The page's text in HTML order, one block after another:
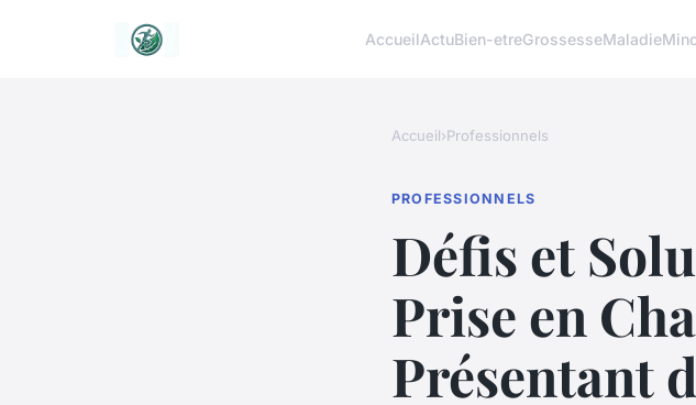
AccueilActuBien-etreGrossesseMaladie
Accueil›Professionnels
PROFESSIONNELS
Défis et
Prise en
Présentant